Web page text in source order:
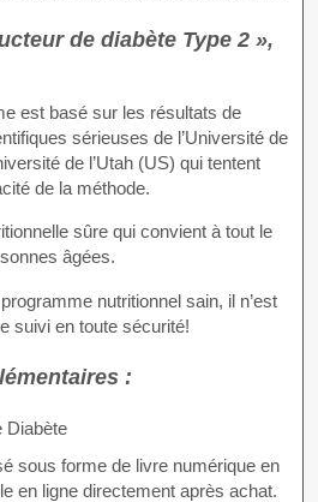
de diabète Type 2 »,
est basé sur les résultats de
sérieuses de l’Université de
de l’Utah (US) qui tentent
de la méthode.
sûre qui convient à tout le
âgées.
nutritionnel sain, il n’est
suivi en toute sécurité!
:
sous forme de livre numérique en
en ligne directement après achat.